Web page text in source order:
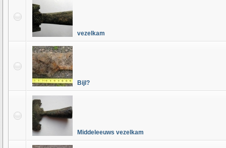
vezelkam
Bijl?
Middeleeuws vezelkam